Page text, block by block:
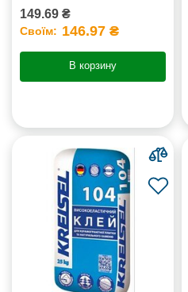
149.69 ₴
Своїм: 146.97 ₴
В корзину